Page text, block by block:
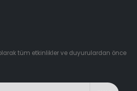
tüm etkinlikler ve duyurulardan önce